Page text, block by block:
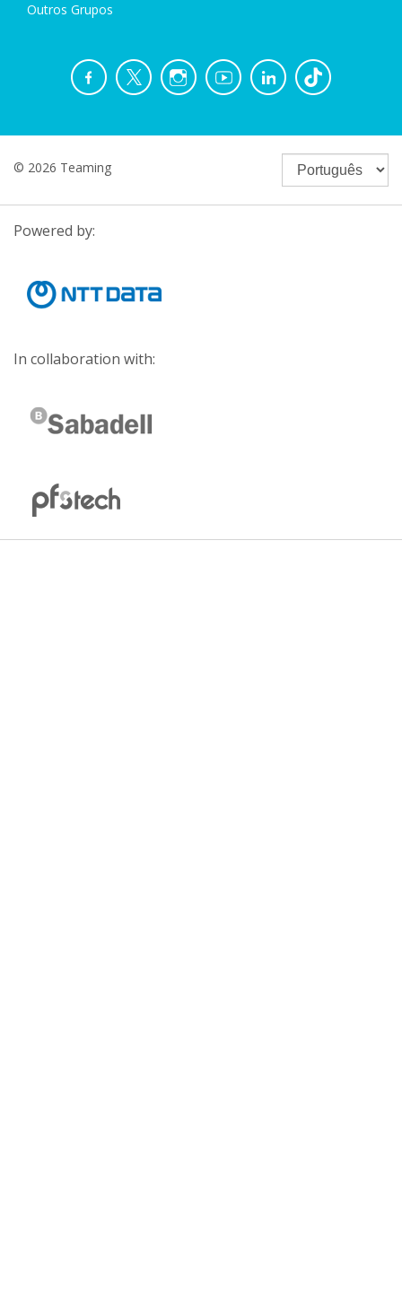
Outros Grupos
© 2026 Teaming
Powered by:
In collaboration with: